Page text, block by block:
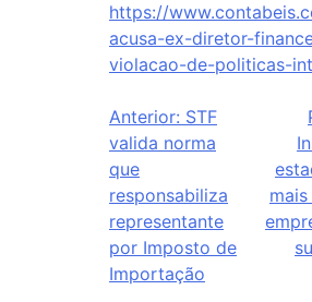
https://
acusa-ex-diretor-
violacao-de-politicas-
Anterior: STF
valida norma
que
responsabiliza
representante
por Imposto de
Importação